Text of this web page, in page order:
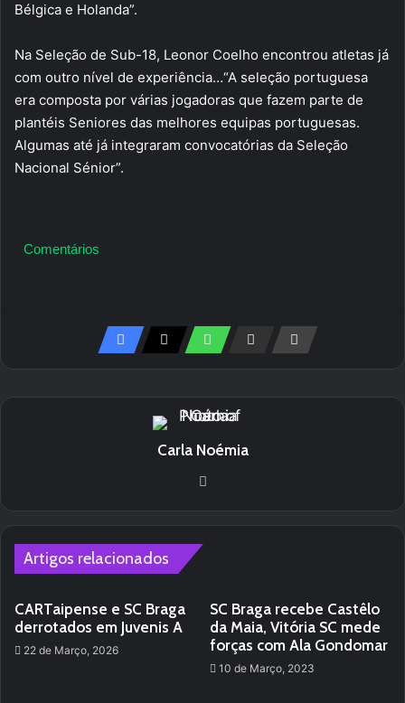
Bélgica e Holanda”.
Na Seleção de Sub-18, Leonor Coelho encontrou atletas já
com outro nível de experiência…“A seleção portuguesa
era composta por várias jogadoras que fazem parte de
plantéis Seniores das melhores equipas portuguesas.
Algumas até já integraram convocatórias da Seleção
Nacional Sénior”.
Comentários
Carla Noémia
Artigos relacionados
CARTaipense e SC Braga
derrotados em Juvenis A
22 de Março, 2026
SC Braga recebe Castêlo
da Maia, Vitória SC mede
forças com Ala Gondomar
10 de Março, 2023